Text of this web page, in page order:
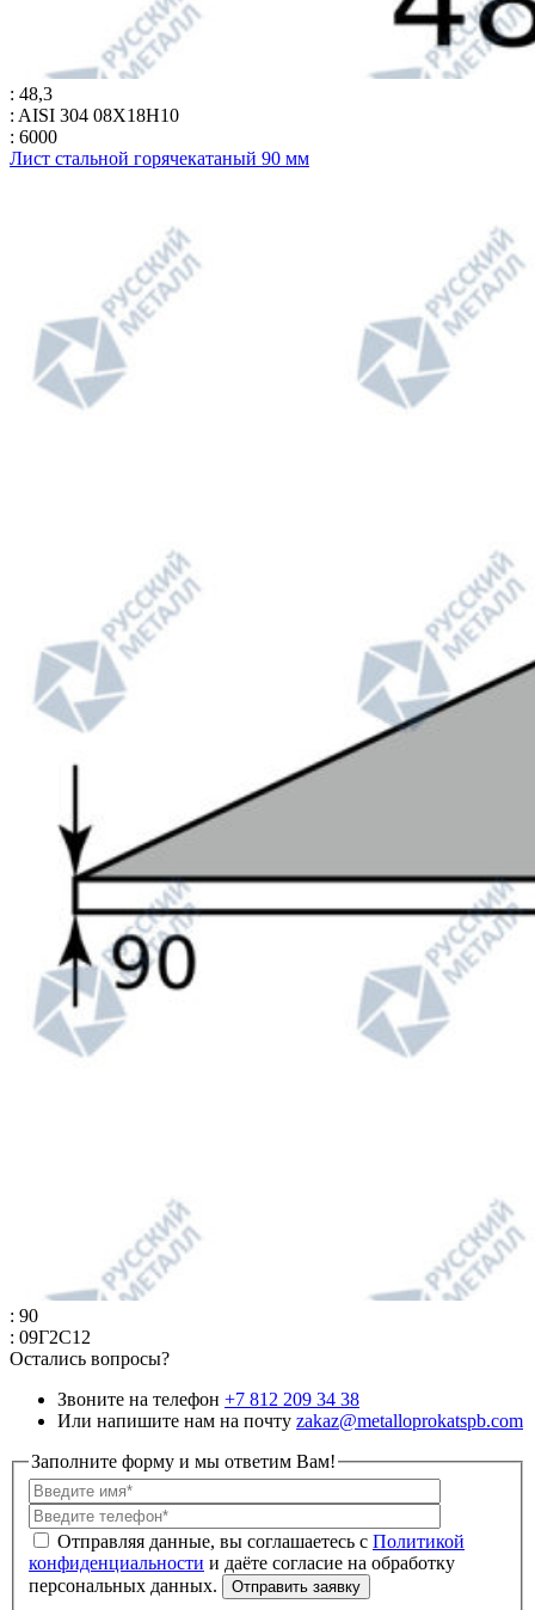
: 48,3
: AISI 304 08Х18Н10
: 6000
Лист стальной горячекатаный 90 мм
: 90
: 09Г2С12
Остались вопросы?
Звоните на телефон +7 812 209 34 38
Или напишите нам на почту zakaz@metalloprokatspb.com
Заполните форму и мы ответим Вам!
Политикой
конфиденциальности